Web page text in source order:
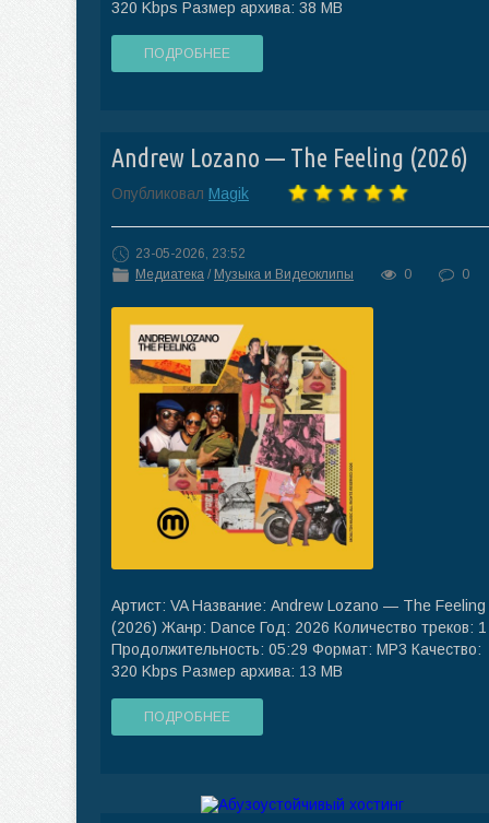
320 Kbps Размер архива: 38 MB
ПОДРОБНЕЕ
Andrew Lozano — The Feeling (2026)
Опубликовал Magik
23-05-2026, 23:52
Медиатека / Музыка и Видеоклипы 0 0
Артист: VA Название: Andrew Lozano — The Feeling
(2026) Жанр: Dance Год: 2026 Количество треков: 1
Продолжительность: 05:29 Формат: MP3 Качество:
320 Kbps Размер архива: 13 MB
ПОДРОБНЕЕ